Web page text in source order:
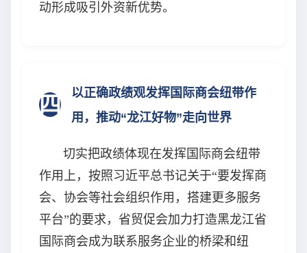
动形成吸引外资新优势。
四
以正确政绩观发挥国际商会纽带作
用，推动“龙江好物”走向世界
切实把政绩体现在发挥国际商会纽带
作用上，按照习近平总书记关于“要发挥商
会、协会等社会组织作用，搭建更多服务
平台”的要求，省贸促会加力打造黑龙江省
国际商会成为联系服务企业的桥梁和纽